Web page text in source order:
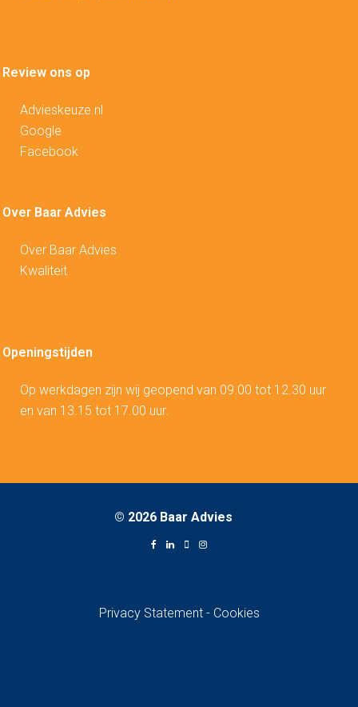
Review ons op
Advieskeuze.nl
Google
Facebook
Over Baar Advies
Over Baar Advies
Kwaliteit
Openingstijden
Op werkdagen zijn wij geopend van 09.00 tot 12.30 uur
en van 13.15 tot 17.00 uur.
© 2026 Baar Advies
Privacy Statement - Cookies